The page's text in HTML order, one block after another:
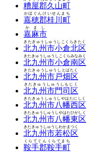
糟屋郡久山町
嘉穂郡桂川町
かほぐんけいせんまち
嘉麻市
かまし
北九州市小倉北区
きたきゅうしゅうしこくらきたく
北九州市小倉南区
きたきゅうしゅうしこくらみなみく
北九州市戸畑区
きたきゅうしゅうしとばたく
北九州市門司区
きたきゅうしゅうしもじく
北九州市八幡西区
きたきゅうしゅうしやはたにしく
北九州市八幡東区
きたきゅうしゅうしやはたひがしく
北九州市若松区
きたきゅうしゅうしわかまつく
鞍手郡鞍手町
くらてぐんくらてまち